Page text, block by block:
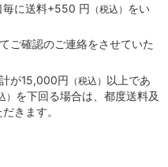
毎に送料+550 円 （税込） をい
ご確認のご連絡をさせていた
が15,000円 （税込） 以上であ
） を下回る場合は、都度送料及
きます。